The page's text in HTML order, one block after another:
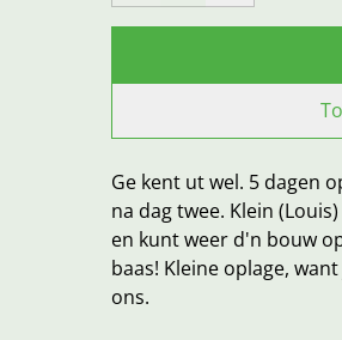
Ge kent ut wel. 5 dagen
na dag twee. Klein
en kunt weer d'n bouw
baas! Kleine oplage,
ons.